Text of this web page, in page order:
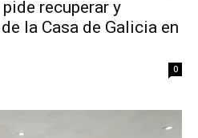
recuperar y
la Casa de Galicia en
0